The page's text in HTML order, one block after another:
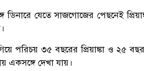
ডিনারে যেতে সাজগোজের পেছনেই
পরিচয় ৩৫ বছরের প্রিয়াঙ্কা ও ২৫
একসঙ্গে দেখা যায়।